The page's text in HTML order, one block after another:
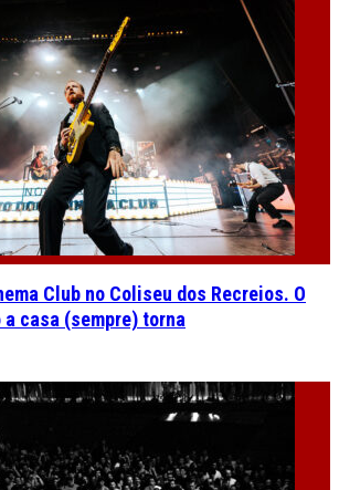
Club no Coliseu dos Recreios. O
casa (sempre) torna